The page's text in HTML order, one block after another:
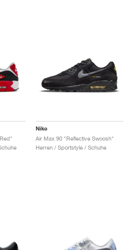
Nike
Air Max 90 "Reflective Swoosh"
Herren / Sportstyle / Schuhe